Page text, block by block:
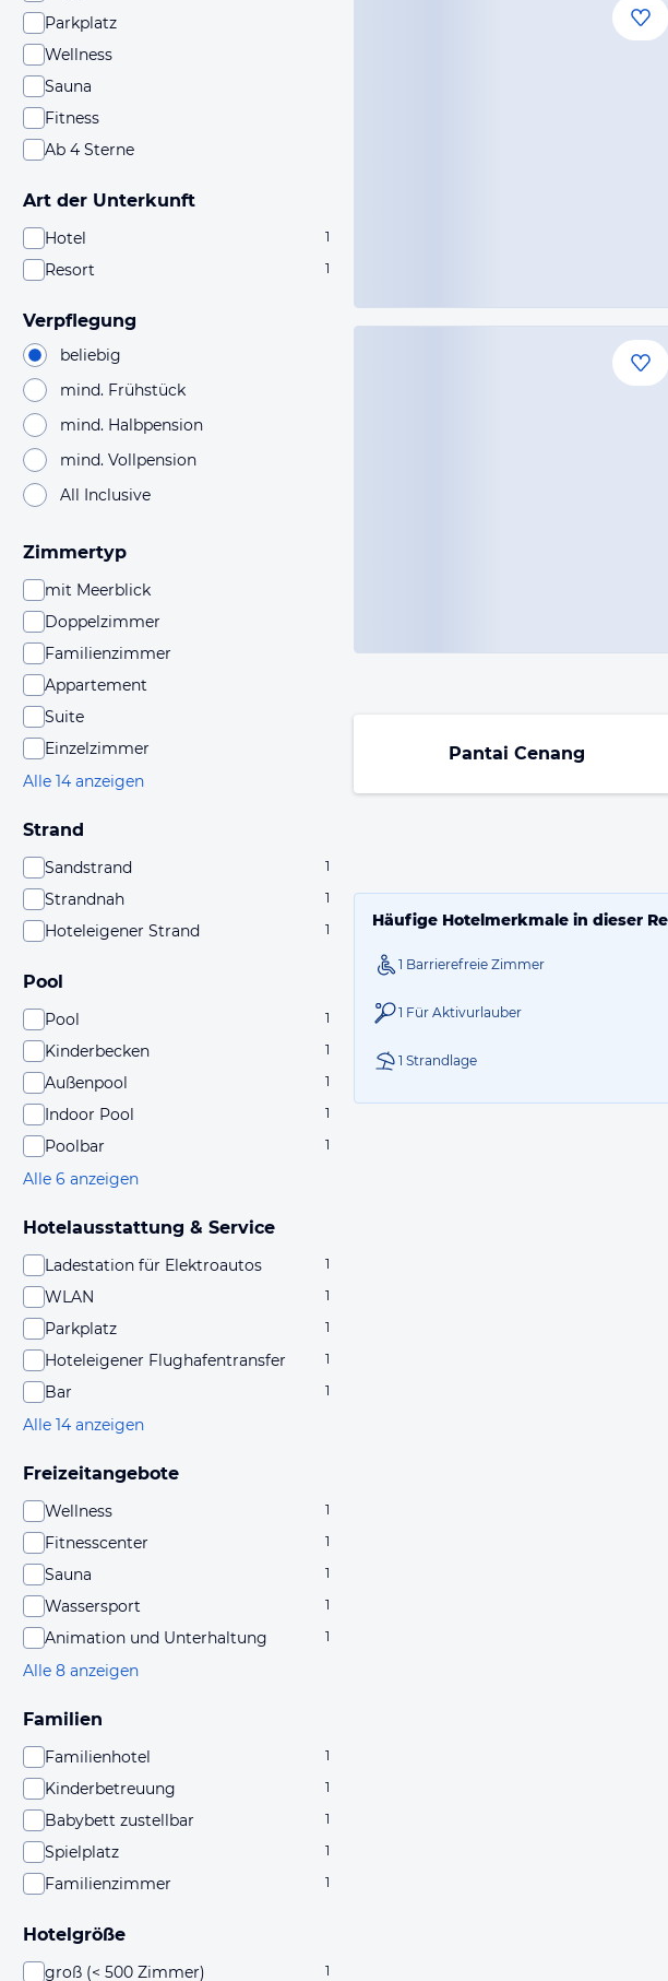
Parkplatz
Wellness
Sauna
Fitness
Ab 4 Sterne
Art der Unterkunft
Hotel 1
Resort 1
Verpflegung
beliebig
mind. Frühstück
mind. Halbpension
mind. Vollpension
All Inclusive
Zimmertyp
mit Meerblick
Doppelzimmer
Familienzimmer
Appartement
Suite
Einzelzimmer
Alle 14 anzeigen
Strand
Sandstrand 1
Strandnah 1
Hoteleigener Strand 1
Pool
Pool 1
Kinderbecken 1
Außenpool 1
Indoor Pool 1
Poolbar 1
Alle 6 anzeigen
Hotelausstattung & Service
Ladestation für Elektroautos 1
WLAN 1
Parkplatz 1
Hoteleigener Flughafentransfer 1
Bar 1
Alle 14 anzeigen
Freizeitangebote
Wellness 1
Fitnesscenter 1
Sauna 1
Wassersport 1
Animation und Unterhaltung 1
Alle 8 anzeigen
Familien
Familienhotel 1
Kinderbetreuung 1
Babybett zustellbar 1
Spielplatz 1
Familienzimmer 1
Hotelgröße
groß (< 500 Zimmer) 1
Pantai Cenang
Häufige Hotelmerkmale in dieser
1 Barrierefreie Zimmer
1 Für Aktivurlauber
1 Strandlage